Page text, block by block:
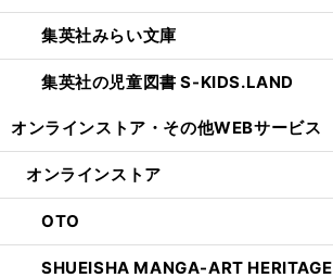
集英社みらい文庫
集英社の児童図書 S-KIDS.LAND
オンラインストア・ その他WEBサービス
オンラインストア
OTO
SHUEISHA MANGA-ART HERITAGE